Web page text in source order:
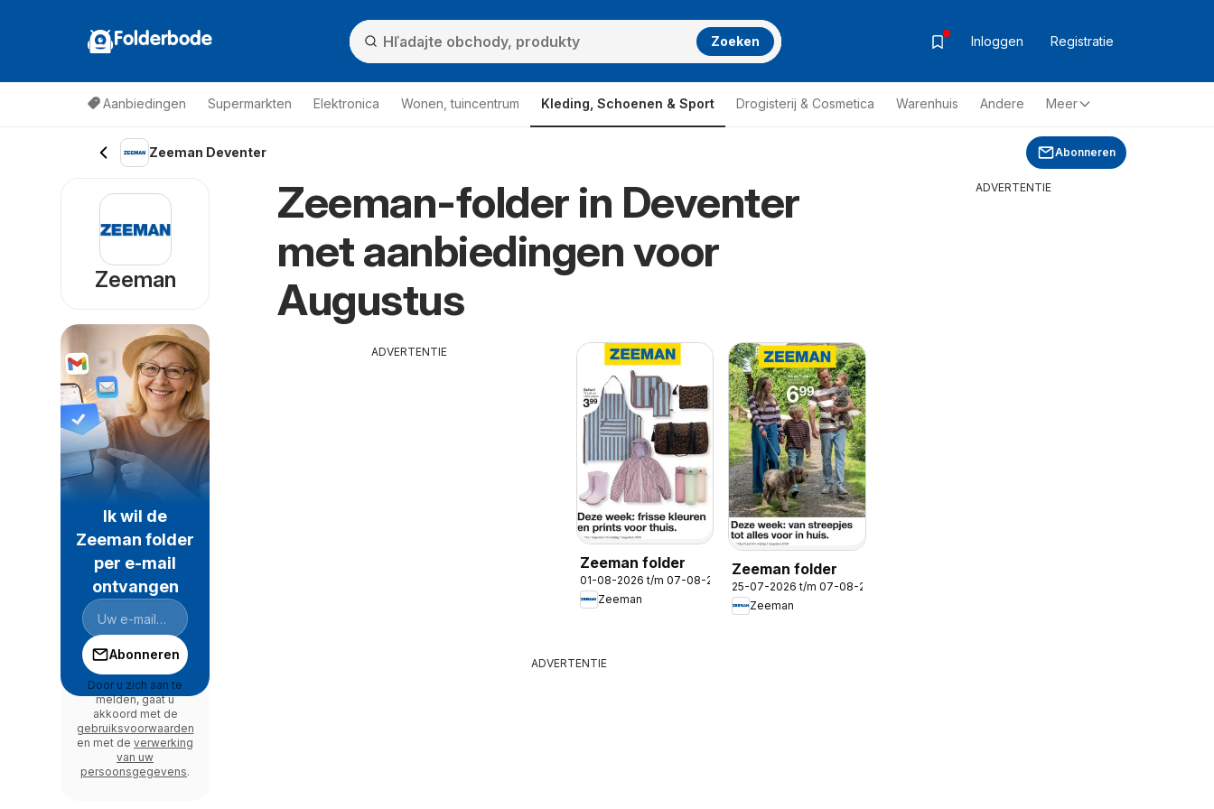
Folderbode Zoeken Inloggen Registratie
Aanbiedingen Supermarkten Elektronica Wonen, tuincentrum Kleding, Schoenen & Sport Drogisterij & Cosmetica Warenhuis Andere Meer
Zeeman Deventer Abonneren
Zeeman-folder in Deventer
met aanbiedingen voor
Augustus
ADVERTENTIE
Zeeman folder
01-08-2026 t/m 07-08-2026
Zeeman
Zeeman folder
25-07-2026 t/m 07-08-2026
Zeeman
ADVERTENTIE
Zeeman
Ik wil de
Zeeman folder
per e-mail
ontvangen
Abonneren
Door u zich aan te
melden, gaat u
akkoord met de
gebruiksvoorwaarden
en met de verwerking
van uw
persoonsgegevens.
ADVERTENTIE